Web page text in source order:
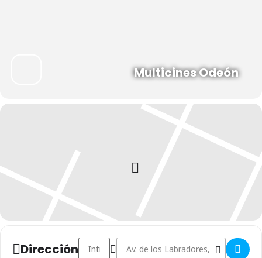
Multicines Odeón
DirecciónAddress - Cine inclusivo: Tadeo Jones []
Destination Address - Cine inclusivo: